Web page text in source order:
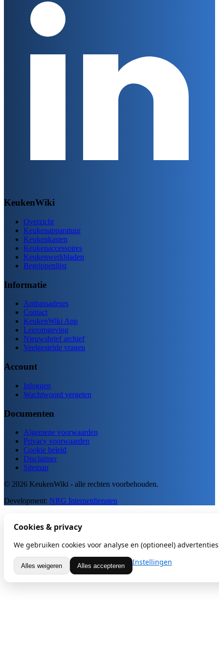
KeukenWiki
Overzicht
Keukenapparatuur
Keukenkasten
Keukenaccessoires
Keukenwerkbladen
Begrippenlijst
Informatie
Ambassadeurs
Contact
KeukenWiki App
Leeromgeving
Nieuwsbrief archief
Veelgestelde vragen
Account
Inloggen
Wachtwoord vergeten
Documenten
Algemene voorwaarden
Privacy voorwaarden
Cookie beleid
Disclaimer
Sitemap
© 2026 KeukenWiki - alle rechten voorbehouden.
Development: NRG Internetdiensten
Cookies & privacy
We gebruiken cookies voor analyse en (optioneel)
Alles weigeren Alles accepteren Instellingen